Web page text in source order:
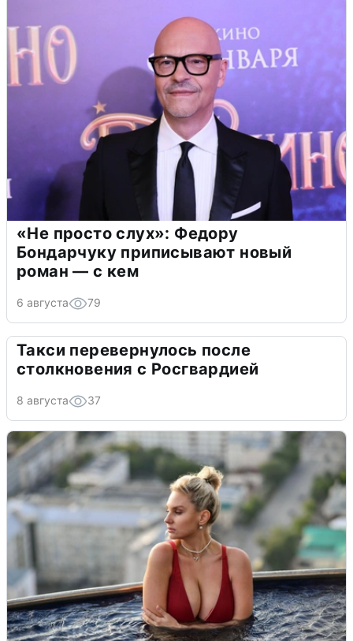
«Не просто слух»: Федору
Бондарчуку приписывают новый
роман — с кем
6 августа 79
Такси перевернулось после
столкновения с Росгвардией
8 августа 37